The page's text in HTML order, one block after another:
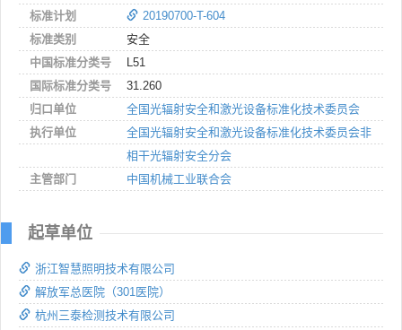
标准计划
20190700-T-604
标准类别
安全
中国标准分类号
L51
国际标准分类号
31.260
归口单位
全国光辐射安全和激光设备标准化技术委员会
执行单位
全国光辐射安全和激光设备标准化技术委员会非
相干光辐射安全分会
主管部门
中国机械工业联合会
起草单位
浙江智慧照明技术有限公司
解放军总医院（301医院）
杭州三泰检测技术有限公司